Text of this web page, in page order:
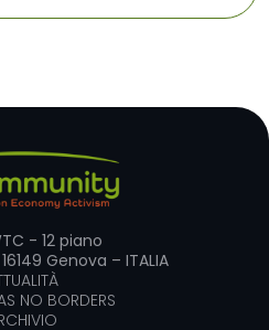
- 12 piano
Genova – ITALIA
NO BORDERS